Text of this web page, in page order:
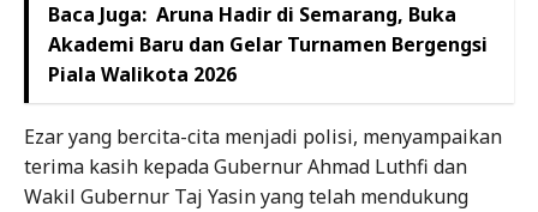
Baca Juga: Aruna Hadir di Semarang, Buka
Akademi Baru dan Gelar Turnamen Bergengsi
Piala Walikota 2026
Ezar yang bercita-cita menjadi polisi, menyampaikan
terima kasih kepada Gubernur Ahmad Luthfi dan
Wakil Gubernur Taj Yasin yang telah mendukung